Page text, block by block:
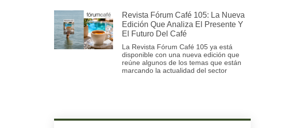
Revista Fórum Café 105: La Nueva
Edición Que Analiza El Presente Y
El Futuro Del Café
La Revista Fórum Café 105 ya está
disponible con una nueva edición que
reúne algunos de los temas que están
marcando la actualidad del sector